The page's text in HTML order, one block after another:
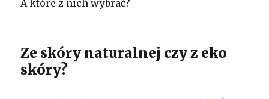
A które z nich wybrać?
Ze skóry naturalnej czy z eko
skóry?